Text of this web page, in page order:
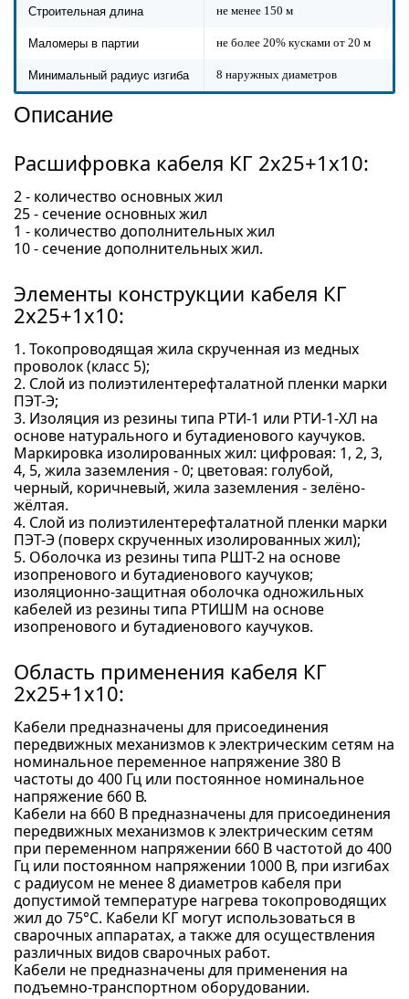
Строительная длина не менее 150 м
Маломеры в партии не более 20% кусками от 20 м
Минимальный радиус изгиба 8 наружных диаметров
Описание
Расшифровка кабеля КГ 2x25+1x10:
2 - количество основных жил
25 - сечение основных жил
1 - количество дополнительных жил
10 - сечение дополнительных жил.
Элементы конструкции кабеля КГ
2x25+1x10:
1. Токопроводящая жила скрученная из медных
проволок (класс 5);
2. Слой из полиэтилентерефталатной пленки марки
ПЭТ-Э;
3. Изоляция из резины типа РТИ-1 или РТИ-1-ХЛ на
основе натурального и бутадиенового каучуков.
Маркировка изолированных жил: цифровая: 1, 2, 3,
4, 5, жила заземления - 0; цветовая: голубой,
черный, коричневый, жила заземления - зелёно-
жёлтая.
4. Слой из полиэтилентерефталатной пленки марки
ПЭТ-Э (поверх скрученных изолированных жил);
5. Оболочка из резины типа РШТ-2 на основе
изопренового и бутадиенового каучуков;
изоляционно-защитная оболочка одножильных
кабелей из резины типа РТИШМ на основе
изопренового и бутадиенового каучуков.
Область применения кабеля КГ
2x25+1x10:
Кабели предназначены для присоединения
передвижных механизмов к электрическим сетям на
номинальное переменное напряжение 380 В
частоты до 400 Гц или постоянное номинальное
напряжение 660 В.
Кабели на 660 В предназначены для присоединения
передвижных механизмов к электрическим сетям
при переменном напряжении 660 В частотой до 400
Гц или постоянном напряжении 1000 В, при изгибах
с радиусом не менее 8 диаметров кабеля при
допустимой температуре нагрева токопроводящих
жил до 75°С. Кабели КГ могут использоваться в
сварочных аппаратах, а также для осуществления
различных видов сварочных работ.
Кабели не предназначены для применения на
подъемно-транспортном оборудовании.